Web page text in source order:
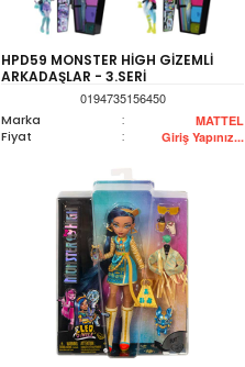
HPD59 MONSTER HİGH GİZEMLİ
ARKADAŞLAR - 3.SERİ
0194735156450
Marka
: MATTEL
Fiyat : Giriş Yapınız...